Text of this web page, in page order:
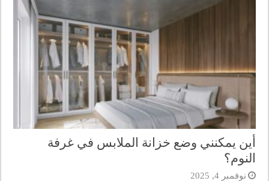
أين يمكنني وضع خزانة الملابس في غرفة
النوم؟
نوفمبر 4, 2025